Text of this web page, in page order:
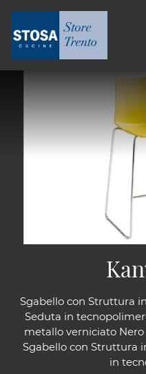
Sgabello con Struttura
Seduta in
metallo verniciato
Sgabello con Struttura
in